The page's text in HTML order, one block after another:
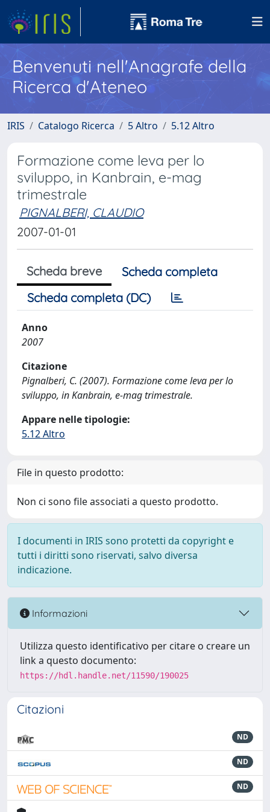
Benvenuti nell'Anagrafe della
Ricerca d'Ateneo
IRIS Catalogo Ricerca 5 Altro 5.12 Altro
Formazione come leva per lo
sviluppo, in Kanbrain, e-mag
trimestrale
PIGNALBERI, CLAUDIO
2007-01-01
Scheda breve
Scheda completa
Scheda completa (DC)
Anno
2007
Citazione
Pignalberi, C. (2007). Formazione come leva per lo
sviluppo, in Kanbrain, e-mag trimestrale.
Appare nelle tipologie:
5.12 Altro
File in questo prodotto:
Non ci sono file associati a questo prodotto.
I documenti in IRIS sono protetti da copyright e
tutti i diritti sono riservati, salvo diversa
indicazione.
Informazioni
Utilizza questo identificativo per citare o creare un
link a questo documento:
https://hdl.handle.net/11590/190025
Citazioni
ND
ND
ND